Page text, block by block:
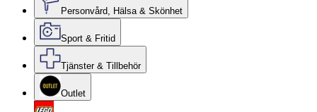
Personvård, Hälsa & Skönhet
Sport & Fritid
Tjänster & Tillbehör
Outlet